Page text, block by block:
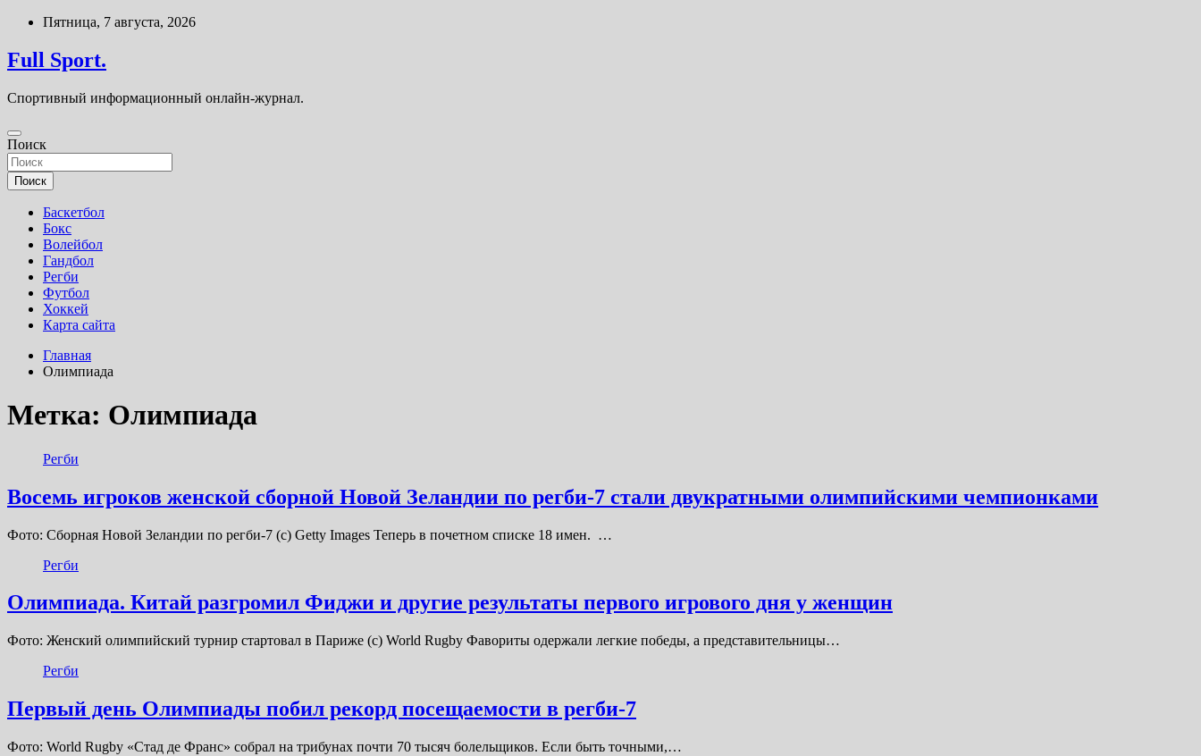
Перейти
содержимому
Пятница, 7 августа, 2026
Full Sport.
Спортивный информационный онлайн-журнал.
Поиск
Поиск
Баскетбол
Бокс
Волейбол
Гандбол
Регби
Футбол
Хоккей
Карта сайта
Главная
Олимпиада
Метка: Олимпиада
Регби
Восемь игроков женской сборной Новой Зеландии по регби-7 стали двукратными олимпийскими чемпионками
Фото: Сборная Новой Зеландии по регби-7 (с) Getty Images Теперь в почетном списке 18 имен. …
Регби
Олимпиада. Китай разгромил Фиджи и другие результаты первого игрового дня у женщин
Фото: Женский олимпийский турнир стартовал в Париже (с) World Rugby Фавориты одержали легкие победы, а представительницы…
Регби
Первый день Олимпиады побил рекорд посещаемости в регби-7
Фото: World Rugby «Стад де Франс» собрал на трибунах почти 70 тысяч болельщиков. Если быть точными,…